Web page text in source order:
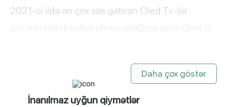
2021-ci ildə ən çox səs gətirən Oled Tv-lər
görə:HD,FullHD,UltraHD(4K),UltraHD(8K) tv-lər
Daha çox göstər
İnanılmaz uyğun qiymətlər